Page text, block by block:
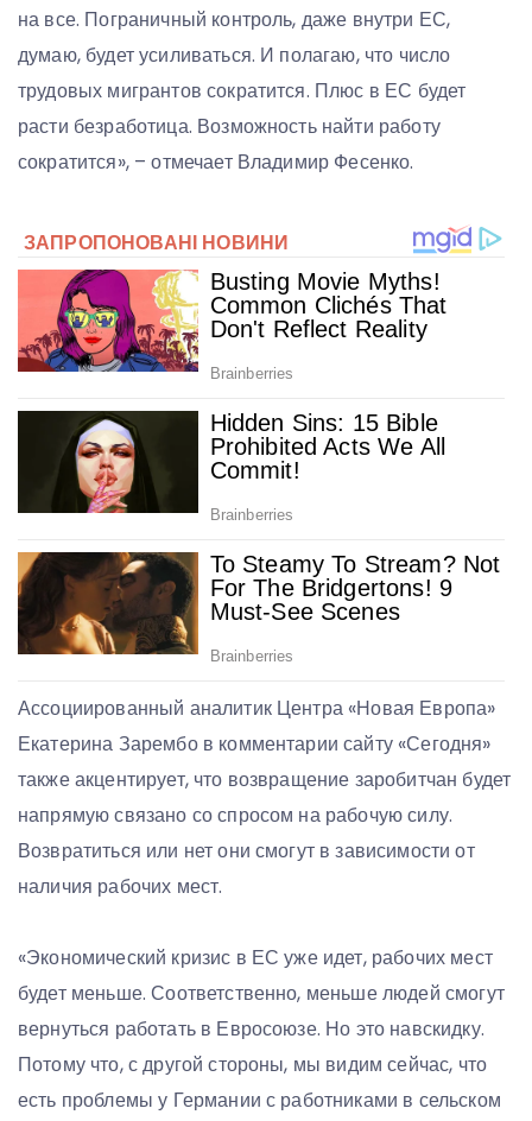
на все. Пограничный контроль, даже внутри ЕС,
думаю, будет усиливаться. И полагаю, что число
трудовых мигрантов сократится. Плюс в ЕС будет
расти безработица. Возможность найти работу
сократится», – отмечает Владимир Фесенко.
Ассоциированный аналитик Центра «Новая Европа»
Екатерина Зарембо в комментарии сайту «Сегодня»
также акцентирует, что возвращение заробитчан будет
напрямую связано со спросом на рабочую силу.
Возвратиться или нет они смогут в зависимости от
наличия рабочих мест.
«Экономический кризис в ЕС уже идет, рабочих мест
будет меньше. Соответственно, меньше людей смогут
вернуться работать в Евросоюзе. Но это навскидку.
Потому что, с другой стороны, мы видим сейчас, что
есть проблемы у Германии с работниками в сельском